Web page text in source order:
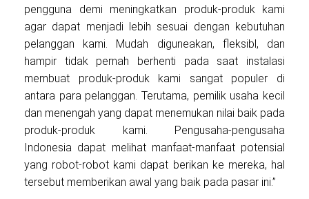
pengguna demi meningkatkan produk-produk kami
agar dapat menjadi lebih sesuai dengan kebutuhan
pelanggan kami. Mudah diguneakan, fleksibl, dan
hampir tidak pernah berhenti pada saat instalasi
membuat produk-produk kami sangat populer di
antara para pelanggan. Terutama, pemilik usaha kecil
dan menengah yang dapat menemukan nilai baik pada
produk-produk kami. Pengusaha-pengusaha
Indonesia dapat melihat manfaat-manfaat potensial
yang robot-robot kami dapat berikan ke mereka, hal
tersebut memberikan awal yang baik pada pasar ini.”